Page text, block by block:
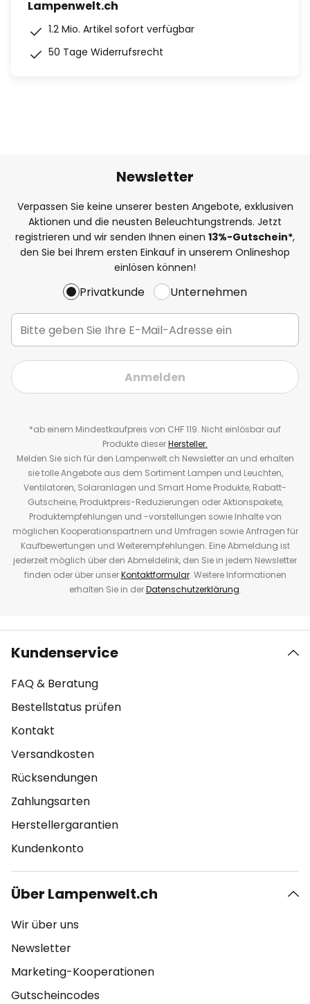
Lampenwelt.ch
1.2 Mio. Artikel sofort verfügbar
50 Tage Widerrufsrecht
Newsletter
Verpassen Sie keine unserer besten Angebote, exklusiven
Aktionen und die neusten Beleuchtungstrends. Jetzt
registrieren und wir senden Ihnen einen 13%-Gutschein*,
den Sie bei Ihrem ersten Einkauf in unserem Onlineshop
einlösen können!
Privatkunde Unternehmen
Anmelden
*ab einem Mindestkaufpreis von CHF 119. Nicht einlösbar auf
Produkte dieserHersteller.
Melden Sie sich für den Lampenwelt.ch Newsletter an und erhalten
sie tolle Angebote aus dem Sortiment Lampen und Leuchten,
Ventilatoren, Solaranlagen und Smart Home Produkte, Rabatt-
Gutscheine, Produktpreis-Reduzierungen oder Aktionspakete,
Produktempfehlungen und -vorstellungen sowie Inhalte von
möglichen Kooperationspartnern und Umfragen sowie Anfragen für
Kaufbewertungen und Weiterempfehlungen. Eine Abmeldung ist
jederzeit möglich über den Abmeldelink, den Sie in jedem Newsletter
finden oder über unserKontaktformular. Weitere Informationen
erhalten Sie in derDatenschutzerklärung.
Kundenservice
FAQ & Beratung
Bestellstatus prüfen
Kontakt
Versandkosten
Rücksendungen
Zahlungsarten
Herstellergarantien
Kundenkonto
Über Lampenwelt.ch
Wir über uns
Newsletter
Marketing-Kooperationen
Gutscheincodes